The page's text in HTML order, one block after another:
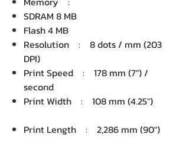
SDRAM 8 MB
Flash 4 MB
Resolution : 8 dots / mm (203
DPI)
Print Speed : 178 mm (7") /
second
Print Width : 108 mm (4.25")
Print Length : 2,286 mm (90")